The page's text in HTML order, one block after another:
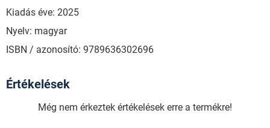
Kiadás éve: 2025
Nyelv: magyar
ISBN / azonosító: 9789636302696
Értékelések
Még nem érkeztek értékelések erre a termékre!